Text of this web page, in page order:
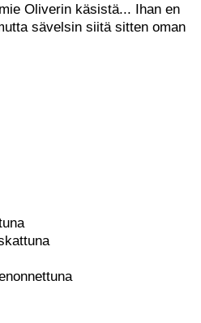
Oliverin käsistä... Ihan en
sävelsin siitä sitten oman